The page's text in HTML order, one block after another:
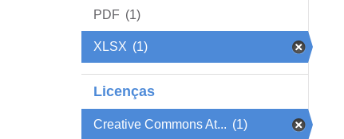
PDF (1)
XLSX (1)
Licenças
Creative Commons At... (1)